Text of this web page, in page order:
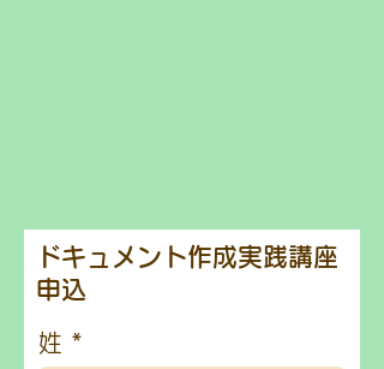
ドキュメント作成実践講座
申込
姓